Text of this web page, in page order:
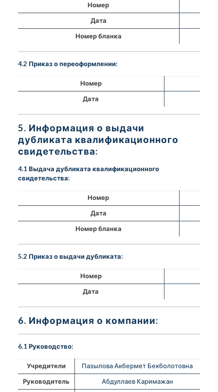
Номер
Дата
Номер бланка
4.2 Приказ о переоформлении:
Номер
Дата
5. Информация о выдачи
дубликата квалификационного
свидетельства:
4.1 Выдача дубликата квалификационного
свидетельства:
Номер
Дата
Номер бланка
5.2 Приказ о выдачи дубликата:
Номер
Дата
6. Информация о компании:
6.1 Руководство:
Учредители
Пазылова Акбермет Бекболотовна
Руководитель
Абдуллаев Каримажан